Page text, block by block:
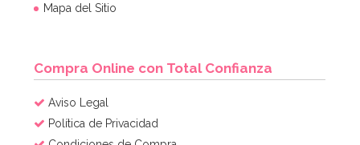
AÑADIR
Mapa del Sitio
Compra Online con Total Confianza
Aviso Legal
Política de Privacidad